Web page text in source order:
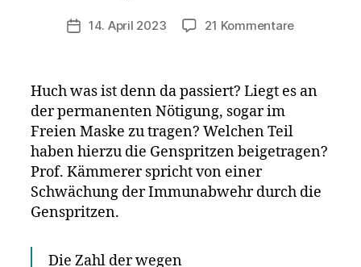
Veröffentlichungsdatum
14. April 2023 21 Kommentarezu
Masken
–
Jahr
der
Huch was ist denn da passiert? Liegt es an
der permanenten Nötigung, sogar im
Freien Maske zu tragen? Welchen Teil
haben hierzu die Genspritzen beigetragen?
Prof. Kämmerer spricht von einer
Schwächung der Immunabwehr durch die
Genspritzen.
Die Zahl der wegen